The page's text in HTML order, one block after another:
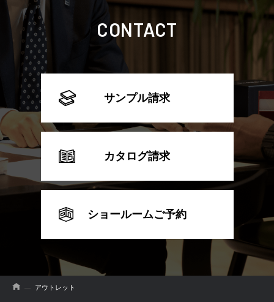
CONTACT
サンプル請求
カタログ請求
ショールームご予約
アウトレット